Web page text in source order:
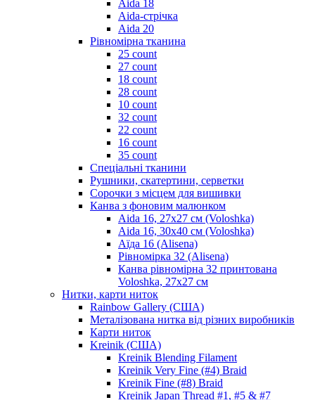
Aida 18
Aida-стрічка
Aida 20
Рівномірна тканина
25 count
27 count
18 count
28 count
10 count
32 count
22 count
16 count
35 count
Спеціальні тканини
Рушники, скатертини, серветки
Сорочки з місцем для вишивки
Канва з фоновим малюнком
Aida 16, 27х27 см (Voloshka)
Aida 16, 30х40 см (Voloshka)
Аїда 16 (Alisena)
Рівномірка 32 (Alisena)
Канва рівномірна 32 принтована
Voloshka, 27х27 см
Нитки, карти ниток
Rainbow Gallery (США)
Металізована нитка від різних виробників
Карти ниток
Kreinik (США)
Kreinik Blending Filament
Kreinik Very Fine (#4) Braid
Kreinik Fine (#8) Braid
Kreinik Japan Thread #1, #5 & #7